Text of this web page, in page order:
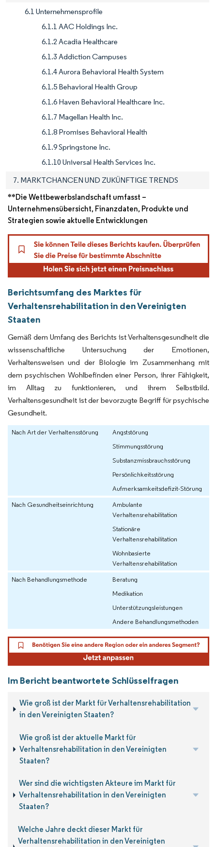
6.1 Unternehmensprofile
6.1.1 AAC Holdings Inc.
6.1.2 Acadia Healthcare
6.1.3 Addiction Campuses
6.1.4 Aurora Behavioral Health System
6.1.5 Behavioral Health Group
6.1.6 Haven Behavioral Healthcare Inc.
6.1.7 Magellan Health Inc.
6.1.8 Promises Behavioral Health
6.1.9 Springstone Inc.
6.1.10 Universal Health Services Inc.
7. MARKTCHANCEN UND ZUKÜNFTIGE TRENDS
**Die Wettbewerbslandschaft umfasst –
Unternehmensübersicht, Finanzdaten, Produkte und
Strategien sowie aktuelle Entwicklungen
Berichtsumfang des Marktes für
Verhaltensrehabilitation in den Vereinigten
Staaten
Gemäß dem Umfang des Berichts ist Verhaltensgesundheit die
wissenschaftliche Untersuchung der Emotionen,
Verhaltensweisen und der Biologie im Zusammenhang mit
dem psychischen Wohlbefinden einer Person, ihrer Fähigkeit,
im Alltag zu funktionieren, und ihrem Selbstbild.
Verhaltensgesundheit ist der bevorzugte Begriff für psychische
Gesundheit.
Nach Art der Verhaltensstörung
Angststörung
Stimmungsstörung
Substanzmissbrauchsstörung
Persönlichkeitsstörung
Aufmerksamkeitsdefizit-Störung
Nach Gesundheitseinrichtung
Ambulante
Verhaltensrehabilitation
Stationäre
Verhaltensrehabilitation
Wohnbasierte
Verhaltensrehabilitation
Nach Behandlungsmethode
Beratung
Medikation
Unterstützungsleistungen
Andere Behandlungsmethoden
Im Bericht beantwortete Schlüsselfragen
Wie groß ist der Markt für Verhaltensrehabilitation
in den Vereinigten Staaten?
Wie groß ist der aktuelle Markt für
Verhaltensrehabilitation in den Vereinigten
Staaten?
Wer sind die wichtigsten Akteure im Markt für
Verhaltensrehabilitation in den Vereinigten
Staaten?
Welche Jahre deckt dieser Markt für
Verhaltensrehabilitation in den Vereinigten